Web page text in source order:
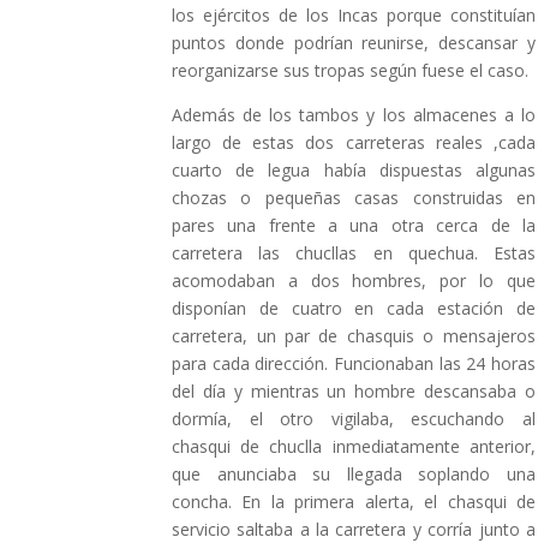
los ejércitos de los Incas porque constituían
puntos donde podrían reunirse, descansar y
reorganizarse sus tropas según fuese el caso.
Además de los tambos y los almacenes a lo
largo de estas dos carreteras reales ,cada
cuarto de legua había dispuestas algunas
chozas o pequeñas casas construidas en
pares una frente a una otra cerca de la
carretera las chucllas en quechua. Estas
acomodaban a dos hombres, por lo que
disponían de cuatro en cada estación de
carretera, un par de chasquis o mensajeros
para cada dirección. Funcionaban las 24 horas
del día y mientras un hombre descansaba o
dormía, el otro vigilaba, escuchando al
chasqui de chuclla inmediatamente anterior,
que anunciaba su llegada soplando una
concha. En la primera alerta, el chasqui de
servicio saltaba a la carretera y corría junto a